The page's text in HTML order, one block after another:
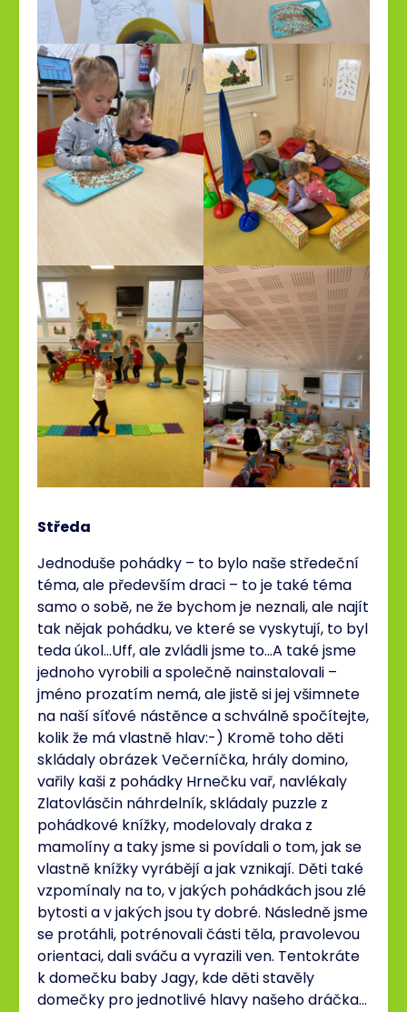
Středa
Jednoduše pohádky – to bylo naše středeční
téma, ale především draci – to je také téma
samo o sobě, ne že bychom je neznali, ale najít
tak nějak pohádku, ve které se vyskytují, to byl
teda úkol…Uff, ale zvládli jsme to…A také jsme
jednoho vyrobili a společně nainstalovali –
jméno prozatím nemá, ale jistě si jej všimnete
na naší síťové nástěnce a schválně spočítejte,
kolik že má vlastně hlav:-) Kromě toho děti
skládaly obrázek Večerníčka, hrály domino,
vařily kaši z pohádky Hrnečku vař, navlékaly
Zlatovlásčin náhrdelník, skládaly puzzle z
pohádkové knížky, modelovaly draka z
mamolíny a taky jsme si povídali o tom, jak se
vlastně knížky vyrábějí a jak vznikají. Děti také
vzpomínaly na to, v jakých pohádkách jsou zlé
bytosti a v jakých jsou ty dobré. Následně jsme
se protáhli, potrénovali části těla, pravolevou
orientaci, dali sváču a vyrazili ven. Tentokráte
k domečku baby Jagy, kde děti stavěly
domečky pro jednotlivé hlavy našeho dráčka…